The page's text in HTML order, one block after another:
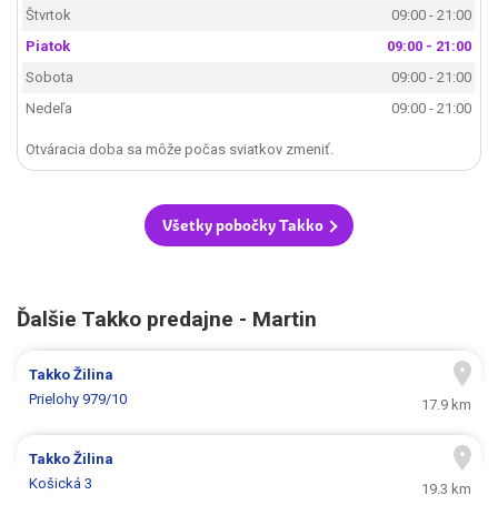
Štvrtok
09:00 - 21:00
Piatok
09:00 - 21:00
Sobota
09:00 - 21:00
Nedeľa
09:00 - 21:00
Otváracia doba sa môže počas sviatkov zmeniť.
Všetky pobočky Takko
Ďalšie Takko predajne - Martin
TakkoŽilina
Prielohy 979/10
17.9 km
TakkoŽilina
Košická 3
19.3 km